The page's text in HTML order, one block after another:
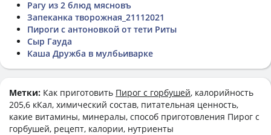
Рагу из 2 блюд мясновъ
Запеканка творожная_21112021
Пироги с антоновкой от тети Риты
Сыр Гауда
Каша Дружба в мулбьиварке
Метки: Как приготовить Пирог с горбушей, калорийность
205,6 кКал, химический состав, питательная ценность,
какие витамины, минералы, способ приготовления Пирог с
горбушей, рецепт, калории, нутриенты